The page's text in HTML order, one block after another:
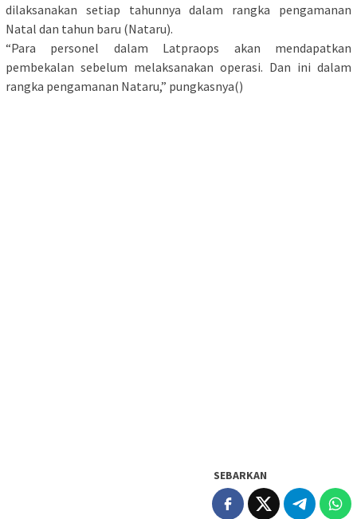
dilaksanakan setiap tahunnya dalam rangka pengamanan
Natal dan tahun baru (Nataru).
“Para personel dalam Latpraops akan mendapatkan
pembekalan sebelum melaksanakan operasi. Dan ini dalam
rangka pengamanan Nataru,” pungkasnya()
SEBARKAN